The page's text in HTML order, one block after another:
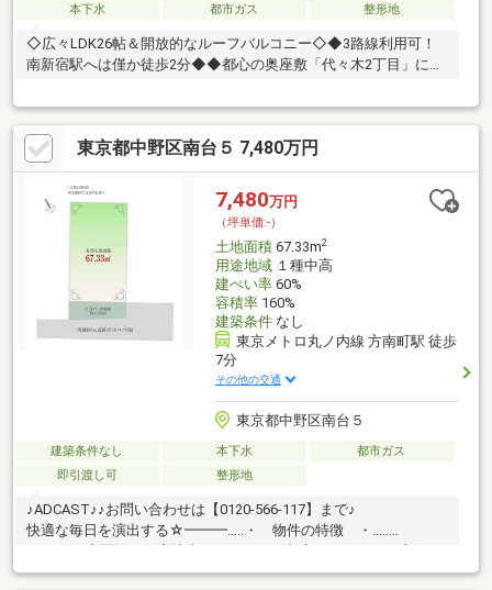
本下水
都市ガス 整形地
◇広々LDK26帖＆開放的なルーフバルコニー◇◆3路線利用可！
南新宿駅へは僅か徒歩2分◆◆都心の奥座敷「代々木2丁目」に住
◆◇◆◇◆◇◆◇◆◇◆◇◆◇◆◇◆◇◆◇◆◇◆◇◆【ラ
イフプラン】本物件においての住宅ローンシミュレーションはも
ちろん、本物件購入後１０～２０年後のライフサイクルの変化を
見据えた長期的なライフプランシミュレーションを実施します。
【物件調査報告書】本物件に関する独自の物件調査報告書を作成
します。重要事項説明に載らないような住んでから気になる事項
を色々な角度から調査して、お客様にとっての購入リスクの有無
を徹底的に確認して提供します
東京都中野区南台５ 7,480万円
7,480万円
（坪単価:-）
土地面積67.33m2
用途地域１種中高
建ぺい率60%
容積率160%
建築条件なし
東京メトロ丸ノ内線 方南町駅 徒歩
7分
その他の交通
東京都中野区南台５
建築条件なし 本下水
都市ガス
即引渡し可
整形地
♪ADCAST♪♪お問い合わせは【0120-566-117】まで♪
快適な毎日を演出する☆━━━…‥・ 物件の特徴 ・‥…
立地となっております！◇京王線「笹塚」駅徒歩14分・丸ノ内線